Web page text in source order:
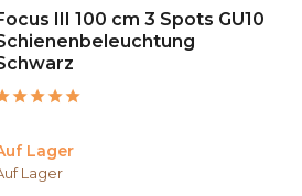
III 100 cm 3 Spots GU10
Lager
Lager